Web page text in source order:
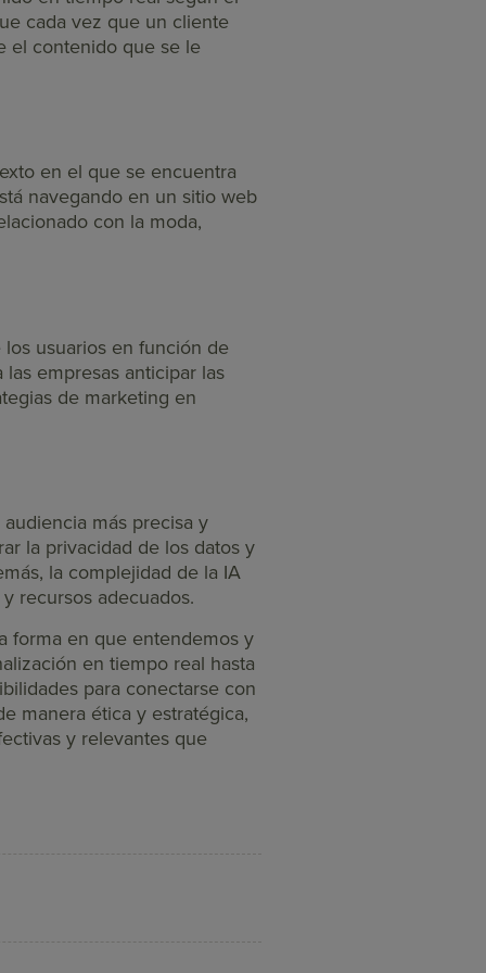
cada vez que un cliente
el contenido que se le
en el que se encuentra
navegando en un sitio web
con la moda,
usuarios en función de
empresas anticipar las
de marketing en
más precisa y
la privacidad de los datos y
la complejidad de la IA
recursos adecuados.
forma en que entendemos y
en tiempo real hasta
para conectarse con
manera ética y estratégica,
y relevantes que